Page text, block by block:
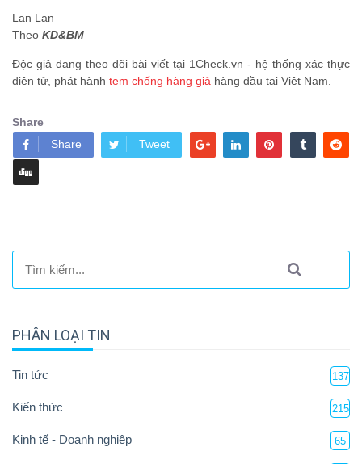
Lan Lan
Theo KD&BM
Độc giả đang theo dõi bài viết tại 1Check.vn - hệ thống xác thực
điện tử, phát hành tem chống hàng giả hàng đầu tại Việt Nam.
Share
Share
Tweet
PHÂN LOẠI TIN
Tin tức 137
Kiến thức 215
Kinh tế - Doanh nghiệp 65